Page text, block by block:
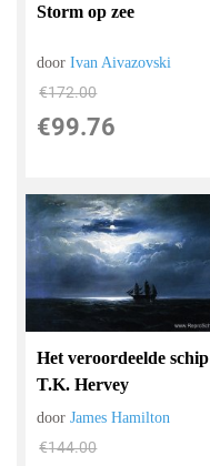
Storm op zee
doorIvan Aivazovski
€172.00
€99.76
Het veroordeelde schip
T.K. Hervey
doorJames Hamilton
€144.00